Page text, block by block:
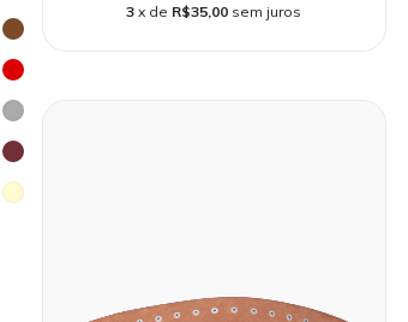
3 x de R$35,00 sem juros